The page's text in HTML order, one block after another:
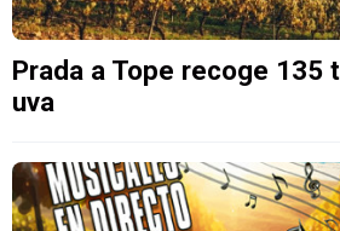
Prada a Tope recoge 135
uva